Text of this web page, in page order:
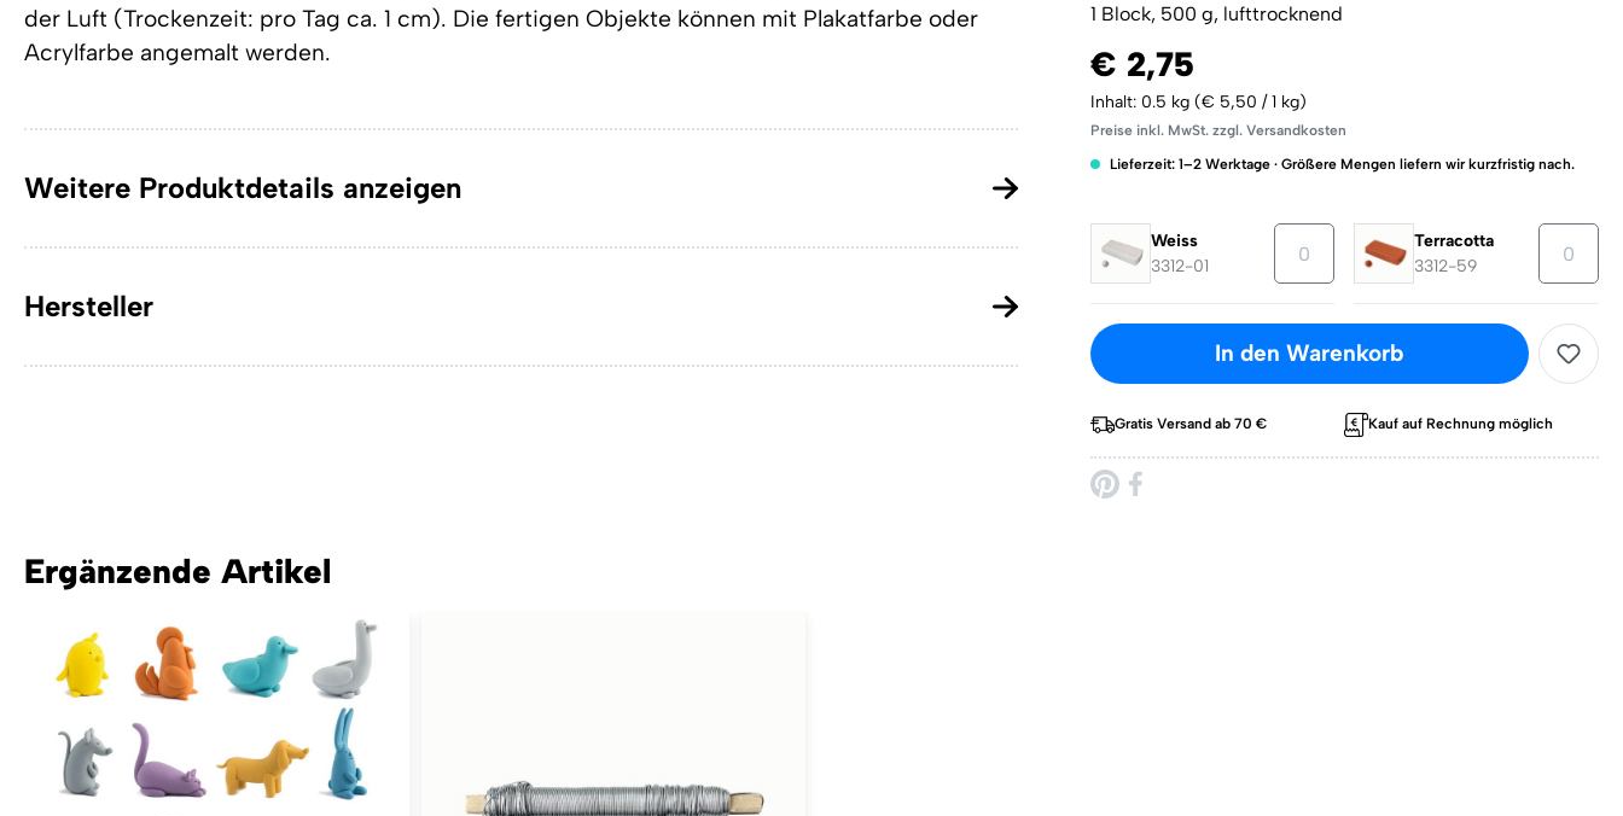
der Luft (Trockenzeit: pro Tag ca. 1 cm). Die fertigen Objekte können mit Plakatfarbe oder
Acrylfarbe angemalt werden.
Weitere Produktdetails anzeigen
Hersteller
1 Block, 500 g, lufttrocknend
€ 2,75
Inhalt: 0.5 kg (€ 5,50 / 1 kg)
Preise inkl. MwSt. zzgl. Versandkosten
Lieferzeit: 1–2 Werktage · Größere Mengen liefern wir kurzfristig nach.
Weiss
3312-01
Terracotta
3312-59
In den Warenkorb
Gratis Versand ab 70 € Kauf auf Rechnung möglich
Ergänzende Artikel